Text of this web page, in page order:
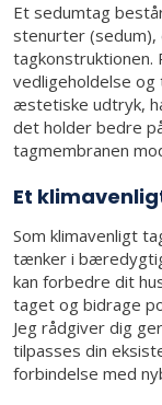
Et sedumtag
stenurter
tagkonstruktionen.
vedligeholdelse
æstetiske udtryk,
det holder bedre
tagmembranen
Et
Som klimavenligt
tænker i
kan forbedre dit
taget og bidrage
Jeg rådgiver dig
tilpasses din
forbindelse med